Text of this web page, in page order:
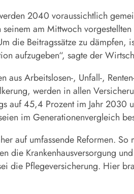
2040 voraussichtlich
am Mittwoch
die Beitragssätze zu
aufzugeben“, sagte der
aus Arbeitslosen-, Unfall-,
werden in allen
auf 45,4 Prozent im Jahr
im Generationenvergleich
auf umfassende Reformen.
die Krankenhausversorgung
die Pflegeversicherung. Hier